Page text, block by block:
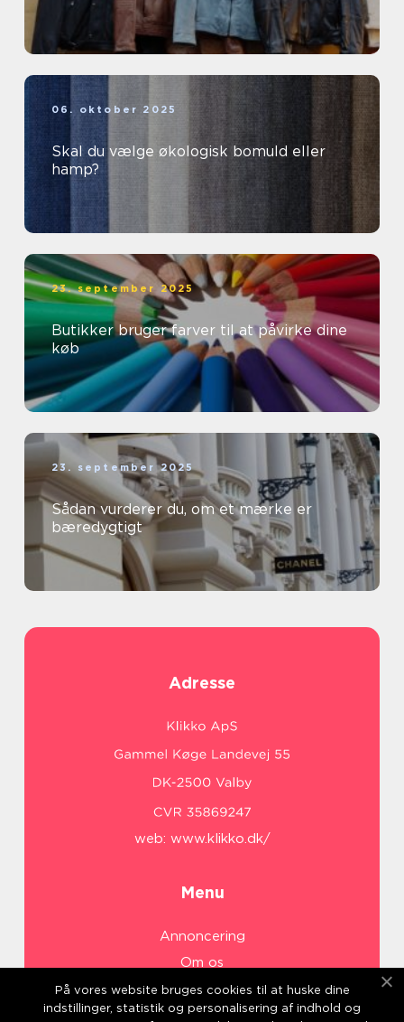
06. oktober 2025
Skal du vælge økologisk bomuld eller
hamp?
23. september 2025
Butikker bruger farver til at påvirke dine
køb
23. september 2025
Sådan vurderer du, om et mærke er
bæredygtigt
Adresse
web: www.klikko.dk/
Menu
Annoncering
Om os
Cookies
Kontakt os
På vores website bruges cookies til at huske dine
indstillinger, statistik og personalisering af indhold og